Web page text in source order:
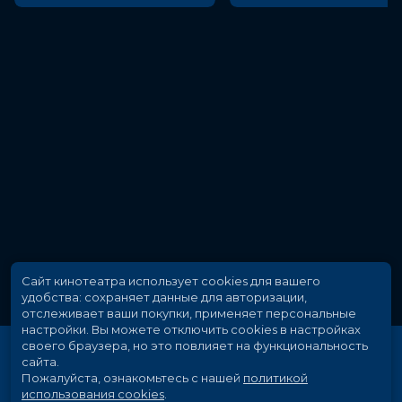
Сайт кинотеатра использует cookies для вашего
удобства: сохраняет данные для авторизации,
отслеживает ваши покупки, применяет персональные
настройки. Вы можете отключить cookies в настройках
своего браузера, но это повлияет на функциональность
сайта.
Пожалуйста, ознакомьтесь с нашей политикой
использования cookies